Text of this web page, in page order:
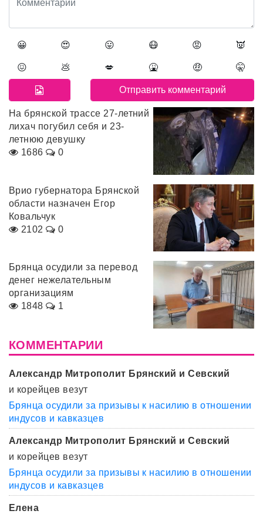
😀 😍 😛 😷 😡 👿
😖 💩 💋 🤮 🤑 🤫
На брянской трассе 27-летний
лихач погубил себя и 23-
летнюю девушку
1686
0
Врио губернатора Брянской
области назначен Егор
Ковальчук
2102
0
Брянца осудили за перевод
денег нежелательным
организациям
1848
1
КОММЕНТАРИИ
Александр Митрополит Брянский и Севский
и корейцев везут
Брянца осудили за призывы к насилию в отношении
индусов и кавказцев
Александр Митрополит Брянский и Севский
и корейцев везут
Брянца осудили за призывы к насилию в отношении
индусов и кавказцев
Елена